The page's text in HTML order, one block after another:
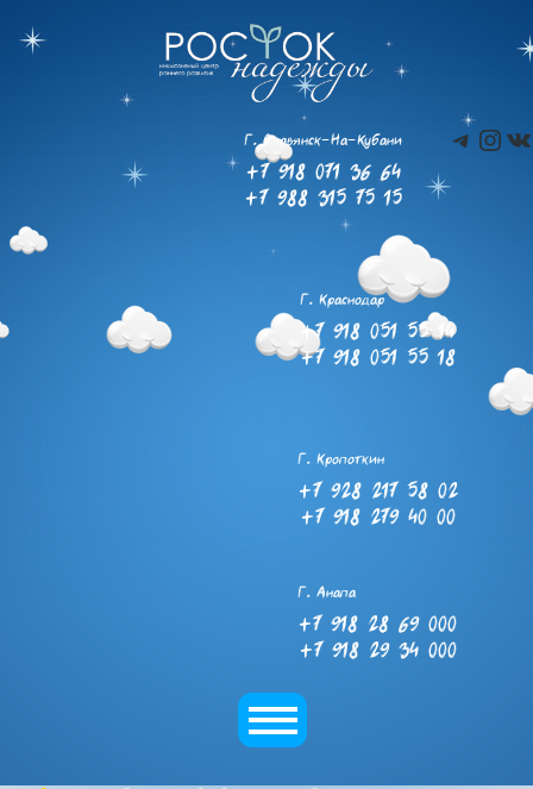
Г. Славянск-На-Кубани
+7 918 071 36 64
+7 988 315 75 15
Г. Краснодар
+7 918 051 55 14
+7 918 051 55 18
Г. Кропоткин
+7 928 217 58 02
+7 918 279 40 00
Г. Анапа
+7 918 28 69 000
+7 918 29 34 000